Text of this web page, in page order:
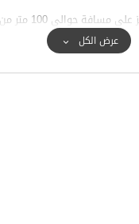
لتجهيز احتياجاتهم اليومية.
الوصول إلى خليج گرگان من
الجذب السياحي
عرض الكل